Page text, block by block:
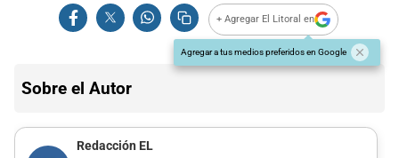
+ Agregar El Litoral en
Agregar a tus medios preferidos en Google
Sobre el Autor
Redacción EL